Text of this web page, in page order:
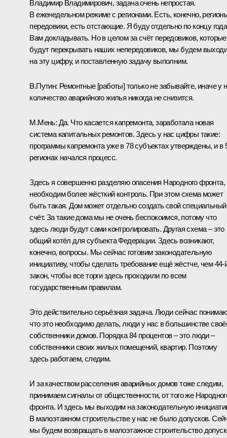
Владимир Владимирович, задача очень непростая.
В еженедельном режиме с регионами. Есть, конечно,
передовики, есть отстающие. Я буду отдельно по концу года
Вам докладывать. Но в целом за счёт передовиков, которые
будут перекрывать наших непередовиков, мы будем
на эту цифру, и поставленную задачу выполним.
В.Путин: Ремонтные [работы] только не забывайте, иначе у
количество аварийного жилья никогда не снизится.
М.Мень: Да. Что касается капремонта, заработала новая
система капитальных ремонтов. Здесь у нас цифры такие:
программы капремонта уже в 78 субъектах утверждены, и в
регионах начался процесс.
Здесь я совершенно разделяю опасения Народного фронта,
необходим более жёсткий контроль. При этом схема может
быть такая. Дом может отдельно создать свой специальный
счёт. За такие дома мы не очень беспокоимся, потому что
здесь люди будут сами контролировать. Другая схема – это
общий котёл для субъекта Федерации. Здесь возникают,
конечно, вопросы. Мы сейчас готовим законодательную
инициативу, чтобы сделать требование ещё жёстче, чем 44-
закон, чтобы все торги здесь проходили по всем
государственным правилам.
Это действительно серьёзная задача. Люди сейчас
что это необходимо делать, люди у нас в большинстве
собственники домов. Порядка 84 процентов – это люди –
собственники своих жилых помещений, квартир. Поэтому
здесь работаем, следим.
И за качеством расселения аварийных домов тоже следим,
принимаем сигналы от общественности, от того же
фронта. И здесь мы выходим на законодательную
В малоэтажном строительстве у нас не было допусков.
мы будем возвращать в малоэтажное строительство